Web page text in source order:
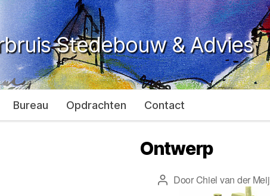
Stedebouw & Advies
Bureau Opdrachten Contact
Ontwerp
Berichtauteur
DoorChiel van der Meij